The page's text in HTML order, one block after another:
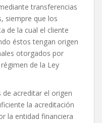
transferencias
siempre que los
de la cual el cliente
éstos tengan origen
otorgados por
de la Ley
de acreditar el origen
la acreditación
la entidad financiera